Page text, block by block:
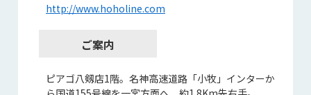
http://www.hoholine.com
ご案内
ピアゴ八剱店1階。名神高速道路「小牧」インターか